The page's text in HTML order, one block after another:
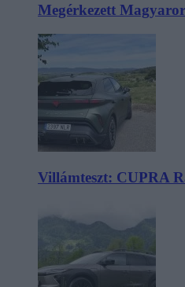
Megérkezett
Villámteszt: CUPRA